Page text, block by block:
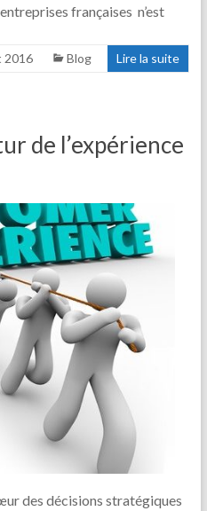
françaises n’est
2016 Blog Lire la suite
de l’expérience
des décisions stratégiques